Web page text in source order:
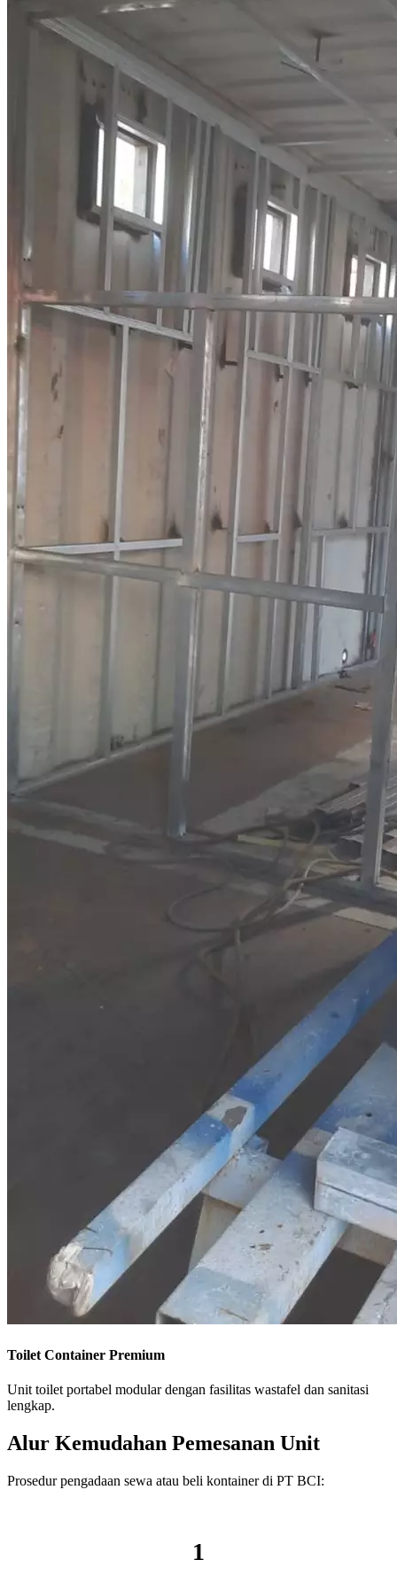
Toilet Container Premium
Unit toilet portabel modular dengan fasilitas wastafel dan sanitasi
lengkap.
Alur Kemudahan Pemesanan Unit
Prosedur pengadaan sewa atau beli kontainer di PT BCI:
1